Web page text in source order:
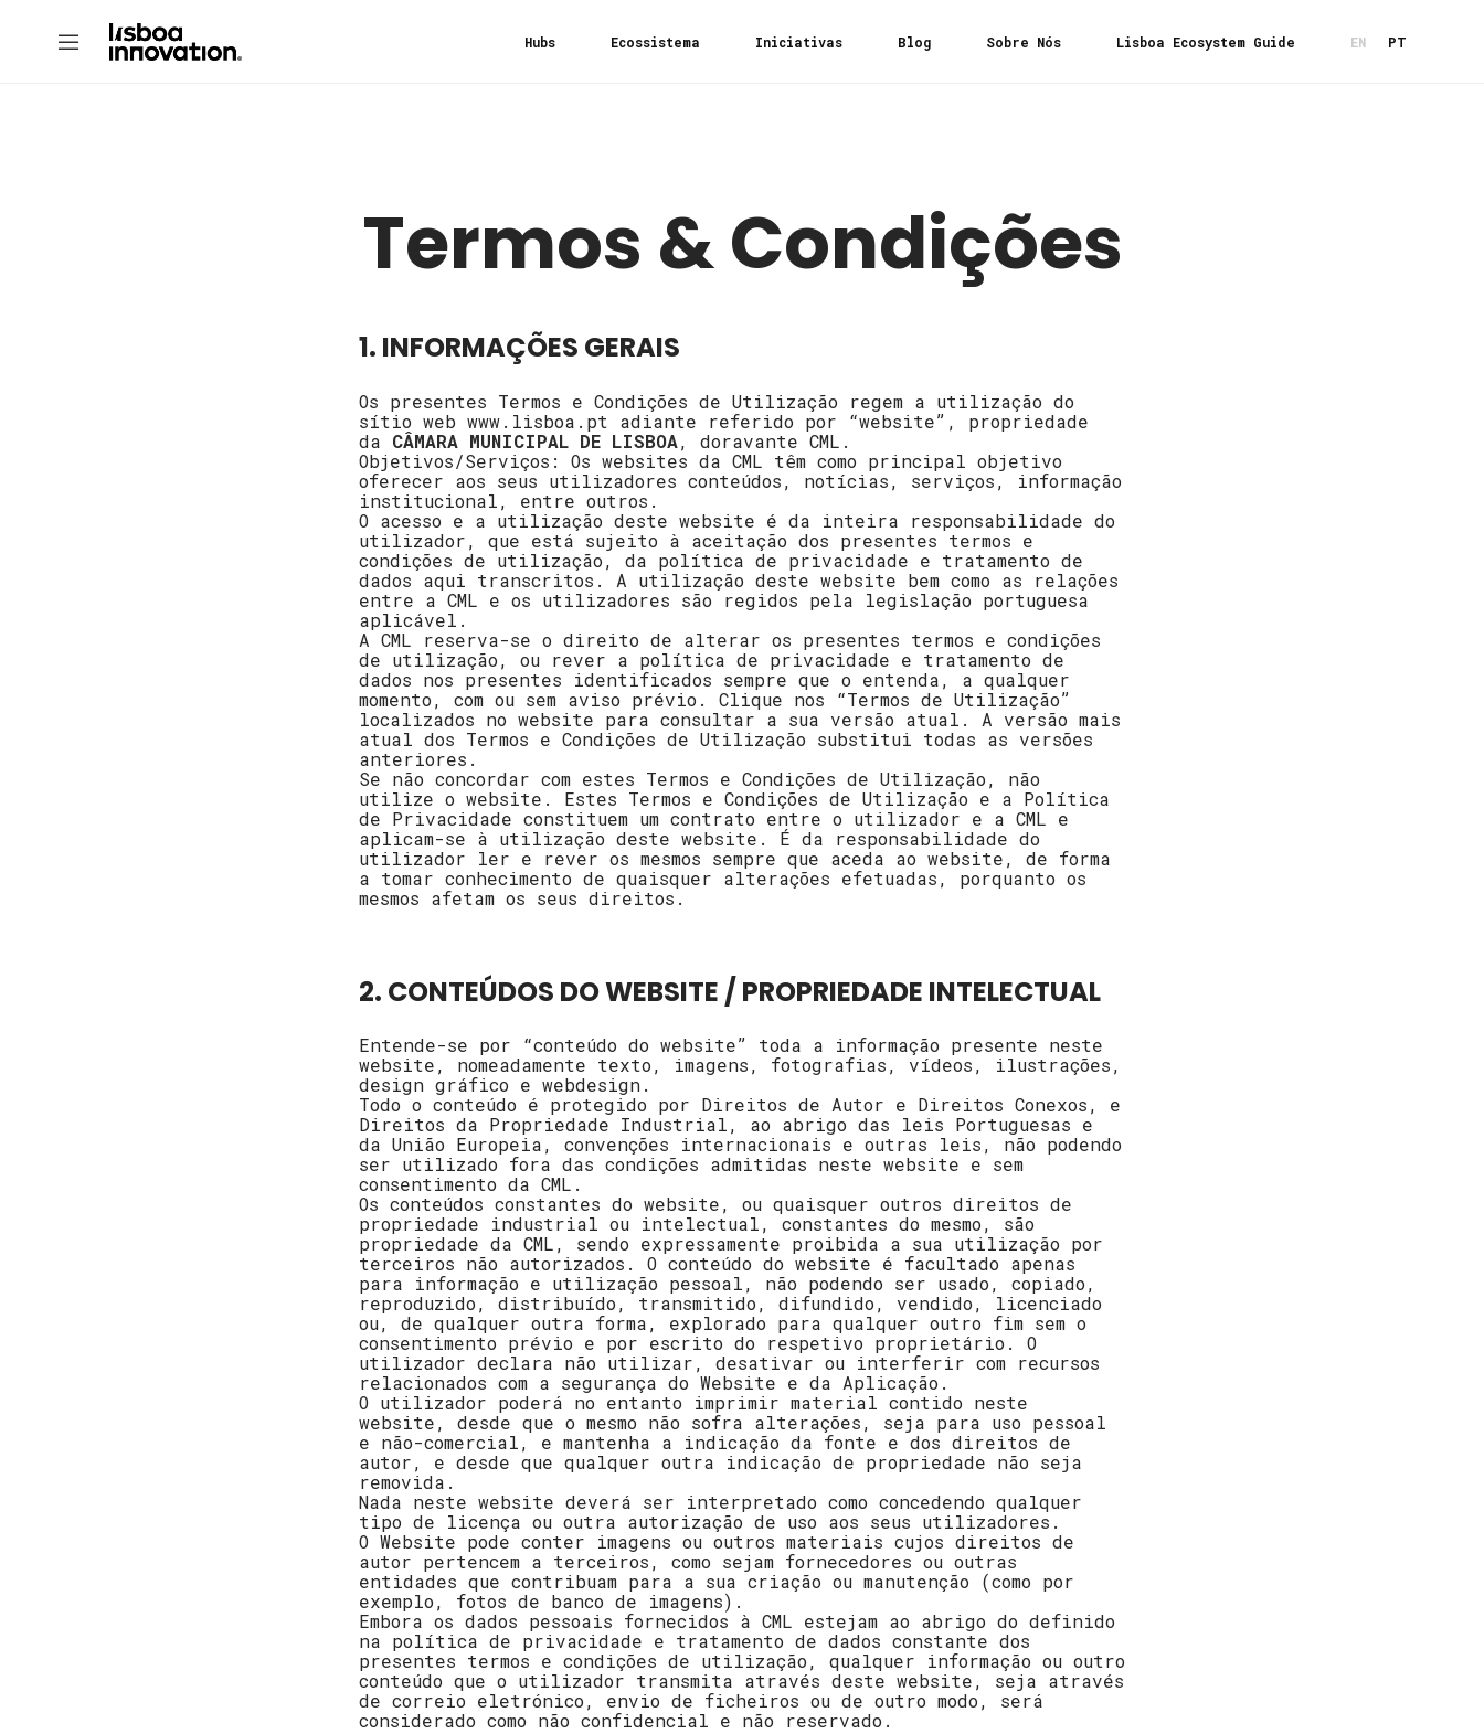
Hubs Ecossistema Iniciativas Blog Sobre Nós Lisboa Ecosystem Guide EN PT
Termos & Condições
1. INFORMAÇÕES GERAIS
Os presentes Termos e Condições de Utilização regem a utilização do
sítio web www.lisboa.pt adiante referido por “website”, propriedade
da CÂMARA MUNICIPAL DE LISBOA, doravante CML.
Objetivos/Serviços: Os websites da CML têm como principal objetivo
oferecer aos seus utilizadores conteúdos, notícias, serviços, informação
institucional, entre outros.
O acesso e a utilização deste website é da inteira responsabilidade do
utilizador, que está sujeito à aceitação dos presentes termos e
condições de utilização, da política de privacidade e tratamento de
dados aqui transcritos. A utilização deste website bem como as relações
entre a CML e os utilizadores são regidos pela legislação portuguesa
aplicável.
A CML reserva-se o direito de alterar os presentes termos e condições
de utilização, ou rever a política de privacidade e tratamento de
dados nos presentes identificados sempre que o entenda, a qualquer
momento, com ou sem aviso prévio. Clique nos “Termos de Utilização”
localizados no website para consultar a sua versão atual. A versão mais
atual dos Termos e Condições de Utilização substitui todas as versões
anteriores.
Se não concordar com estes Termos e Condições de Utilização, não
utilize o website. Estes Termos e Condições de Utilização e a Política
de Privacidade constituem um contrato entre o utilizador e a CML e
aplicam-se à utilização deste website. É da responsabilidade do
utilizador ler e rever os mesmos sempre que aceda ao website, de forma
a tomar conhecimento de quaisquer alterações efetuadas, porquanto os
mesmos afetam os seus direitos.
2. CONTEÚDOS DO WEBSITE / PROPRIEDADE INTELECTUAL
Entende-se por “conteúdo do website” toda a informação presente neste
website, nomeadamente texto, imagens, fotografias, vídeos, ilustrações,
design gráfico e webdesign.
Todo o conteúdo é protegido por Direitos de Autor e Direitos Conexos, e
Direitos da Propriedade Industrial, ao abrigo das leis Portuguesas e
da União Europeia, convenções internacionais e outras leis, não podendo
ser utilizado fora das condições admitidas neste website e sem
consentimento da CML.
Os conteúdos constantes do website, ou quaisquer outros direitos de
propriedade industrial ou intelectual, constantes do mesmo, são
propriedade da CML, sendo expressamente proibida a sua utilização por
terceiros não autorizados. O conteúdo do website é facultado apenas
para informação e utilização pessoal, não podendo ser usado, copiado,
reproduzido, distribuído, transmitido, difundido, vendido, licenciado
ou, de qualquer outra forma, explorado para qualquer outro fim sem o
consentimento prévio e por escrito do respetivo proprietário. O
utilizador declara não utilizar, desativar ou interferir com recursos
relacionados com a segurança do Website e da Aplicação.
O utilizador poderá no entanto imprimir material contido neste
website, desde que o mesmo não sofra alterações, seja para uso pessoal
e não-comercial, e mantenha a indicação da fonte e dos direitos de
autor, e desde que qualquer outra indicação de propriedade não seja
removida.
Nada neste website deverá ser interpretado como concedendo qualquer
tipo de licença ou outra autorização de uso aos seus utilizadores.
O Website pode conter imagens ou outros materiais cujos direitos de
autor pertencem a terceiros, como sejam fornecedores ou outras
entidades que contribuam para a sua criação ou manutenção (como por
exemplo, fotos de banco de imagens).
Embora os dados pessoais fornecidos à CML estejam ao abrigo do definido
na política de privacidade e tratamento de dados constante dos
presentes termos e condições de utilização, qualquer informação ou outro
conteúdo que o utilizador transmita através deste website, seja através
de correio eletrónico, envio de ficheiros ou de outro modo, será
considerado como não confidencial e não reservado.